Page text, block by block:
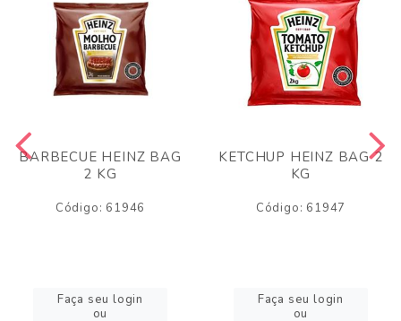
BARBECUE HEINZ BAG
2 KG
Código: 61946
Faça seu login
ou
KETCHUP HEINZ BAG 2
KG
Código: 61947
Faça seu login
ou